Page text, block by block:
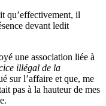
qu’effectivement, il
devant ledit
une association liée à
illégal de la
sur l’affaire et que, me
pas à la hauteur de mes